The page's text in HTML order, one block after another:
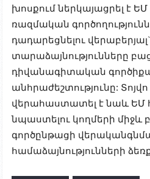
խոսքում ներկայացրել է ԵՄ
ռազմական
դադարեցնելու
տարաձայնությունները
դիվանագիտական
անհրաժեշտությունը:
վերահաստատել է նաև ԵՄ
նպաստելու կողմերի միջև
գործընթացի
համաձայնությունների